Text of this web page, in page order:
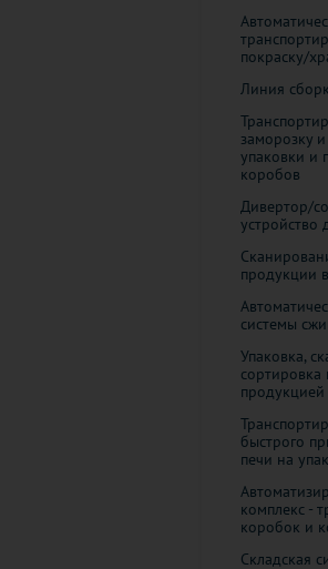
покраску/
Линия
заморозку
упаковки и
коробов
Дивертор/
устройство
продукции
системы
Упаковка,
сортировка
продукцией
быстрого
печи на
комплекс -
коробок и
Складская